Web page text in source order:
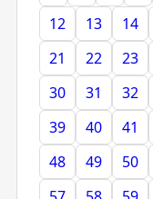
12
13 14
21
22 23
30
31 32
39
40 41
48
49 50